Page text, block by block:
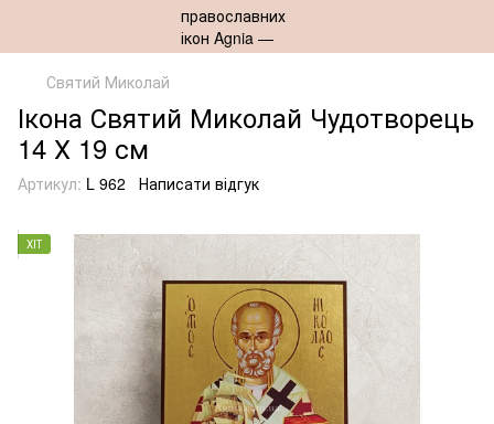
Святий Миколай
Ікона Святий Миколай Чудотворець
14 Х 19 см
Артикул: L 962 Написати відгук
ХІТ